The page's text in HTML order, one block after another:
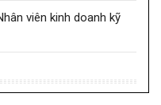
viên kinh doanh kỹ